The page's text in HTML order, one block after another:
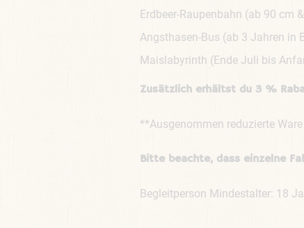
Erdbeer-Raupenbahn (ab 90 cm
Angsthasen-Bus (ab 3 Jahren in
Maislabyrinth (Ende Juli bis
Zusätzlich erhältst du 3 %
**Ausgenommen reduzierte
Bitte beachte, dass einzelne
Begleitperson Mindestalter: 18